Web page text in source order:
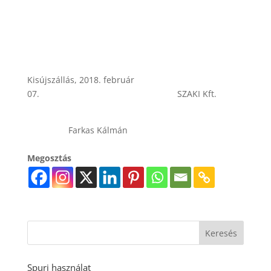
Kisújszállás, 2018. február
07.
SZAKI Kft.
Farkas Kálmán
Megosztás
Spuri használat